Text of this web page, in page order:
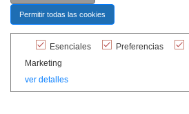
Permitir todas las cookies
Esenciales Preferencias
Marketing
ver detalles